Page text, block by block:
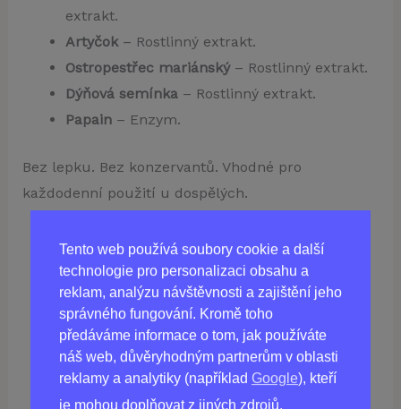
Tento web používá soubory cookie a další
technologie pro personalizaci obsahu a
reklam, analýzu návštěvnosti a zajištění jeho
správného fungování. Kromě toho
předáváme informace o tom, jak používáte
náš web, důvěryhodným partnerům v oblasti
reklamy a analytiky (například Google), kteří
je mohou doplňovat z jiných zdrojů.
extrakt.
Artyčok– Rostlinný extrakt.
Ostropestřec mariánský– Rostlinný extrakt.
Dýňová semínka– Rostlinný extrakt.
Papain– Enzym.
Bez lepku. Bez konzervantů. Vhodné pro
každodenní použití u dospělých.
Koupit ULTRAXALv ČR